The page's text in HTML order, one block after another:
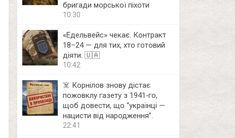
бригади морської піхоти
10:30
«Едельвейс» чекає. Контракт
18–24 — для тих, хто готовий
діяти. 🇺🇦
10:42
☠️ Корнілов знову дістає
пожовклу газету з 1941‑го,
щоб довести, що “українці —
нацисти від народження”.
22:41